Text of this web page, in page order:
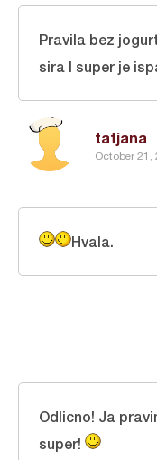
tatjana
October 21,
Pravila bez
sira I super je
Hvala.
Odlicno! Ja
super!